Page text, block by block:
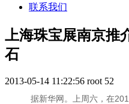
联系我们
上海珠宝展南京推
石
2013-05-14 11:22:56 root 52
据新华网。上周六，在